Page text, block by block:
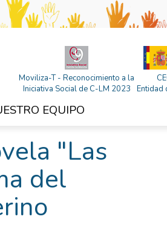
Moviliza-T - Reconocimiento a la
Iniciativa Social de C-LM 2023
Entidad
EQUIPO
"Las
del